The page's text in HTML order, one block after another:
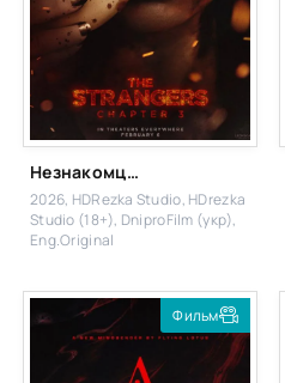
Незнакомцы: Часть третья
2026, HDRezka Studio, HDrezka
Studio (18+), DniproFilm (укр),
Eng.Original
Фильм